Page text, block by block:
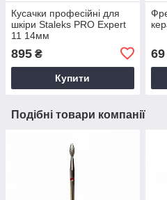
Кусачки професійні для
шкіри Staleks PRO Expert
11 14мм
895 ₴
Купити
69
Подібні товари компанії